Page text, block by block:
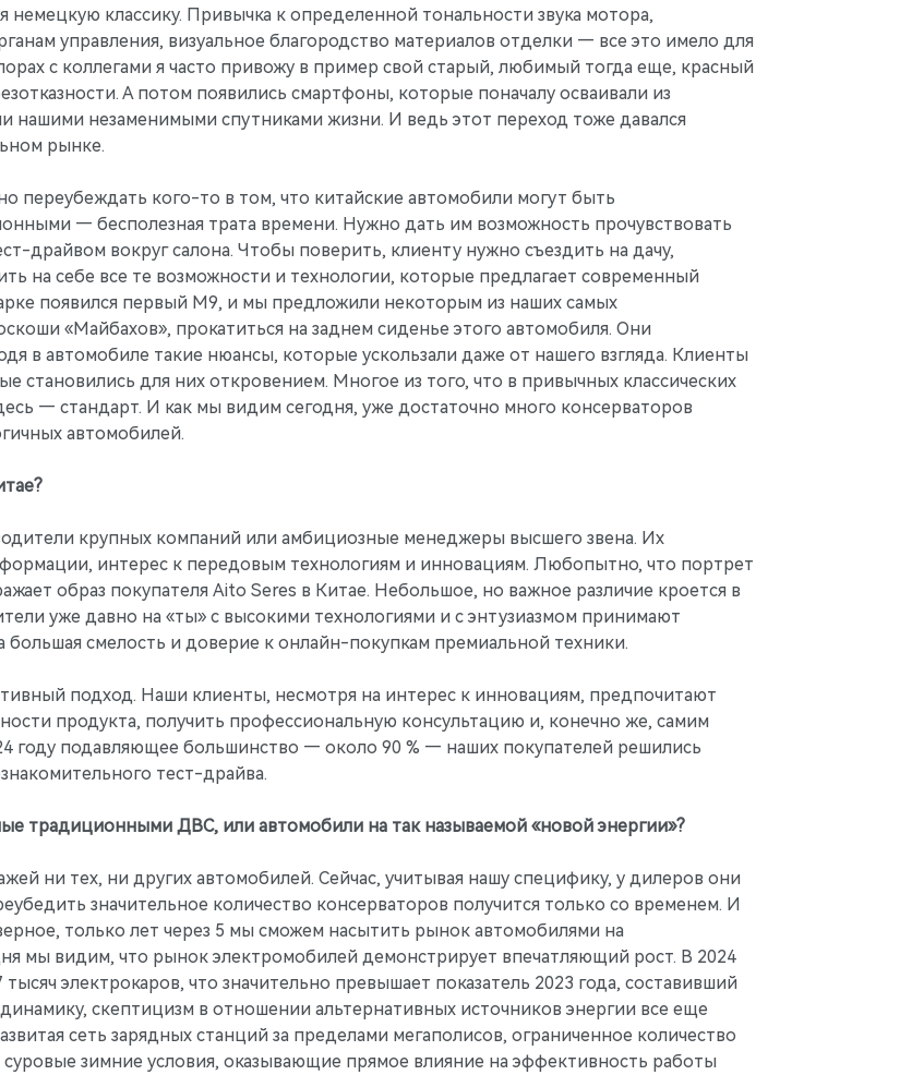
немецкую классику. Привычка к определенной тональности звука мотора,
управления, визуальное благородство материалов отделки — все это имело для
с коллегами я часто привожу в пример свой старый, любимый тогда еще, красный
А потом появились смартфоны, которые поначалу осваивали из
нашими незаменимыми спутниками жизни. И ведь этот переход тоже давался
рынке.
переубеждать кого-то в том, что китайские автомобили могут быть
— бесполезная трата времени. Нужно дать им возможность прочувствовать
драйвом вокруг салона. Чтобы поверить, клиенту нужно съездить на дачу,
на себе все те возможности и технологии, которые предлагает современный
появился первый М9, и мы предложили некоторым из наших самых
«Майбахов», прокатиться на заднем сиденье этого автомобиля. Они
в автомобиле такие нюансы, которые ускользали даже от нашего взгляда. Клиенты
становились для них откровением. Многое из того, что в привычных классических
— стандарт. И как мы видим сегодня, уже достаточно много консерваторов
автомобилей.
крупных компаний или амбициозные менеджеры высшего звена. Их
интерес к передовым технологиям и инновациям. Любопытно, что портрет
образ покупателя Aito Seres в Китае. Небольшое, но важное различие кроется в
уже давно на «ты» с высокими технологиями и с энтузиазмом принимают
смелость и доверие к онлайн-покупкам премиальной техники.
подход. Наши клиенты, несмотря на интерес к инновациям, предпочитают
продукта, получить профессиональную консультацию и, конечно же, самим
году подавляющее большинство — около 90 % — наших покупателей решились
тест-драйва.
традиционными ДВС, или автомобили на так называемой «новой энергии»?
ни тех, ни других автомобилей. Сейчас, учитывая нашу специфику, у дилеров они
значительное количество консерваторов получится только со временем. И
только лет через 5 мы сможем насытить рынок автомобилями на
мы видим, что рынок электромобилей демонстрирует впечатляющий рост. В 2024
электрокаров, что значительно превышает показатель 2023 года, составивший
скептицизм в отношении альтернативных источников энергии все еще
сеть зарядных станций за пределами мегаполисов, ограниченное количество
зимние условия, оказывающие прямое влияние на эффективность работы